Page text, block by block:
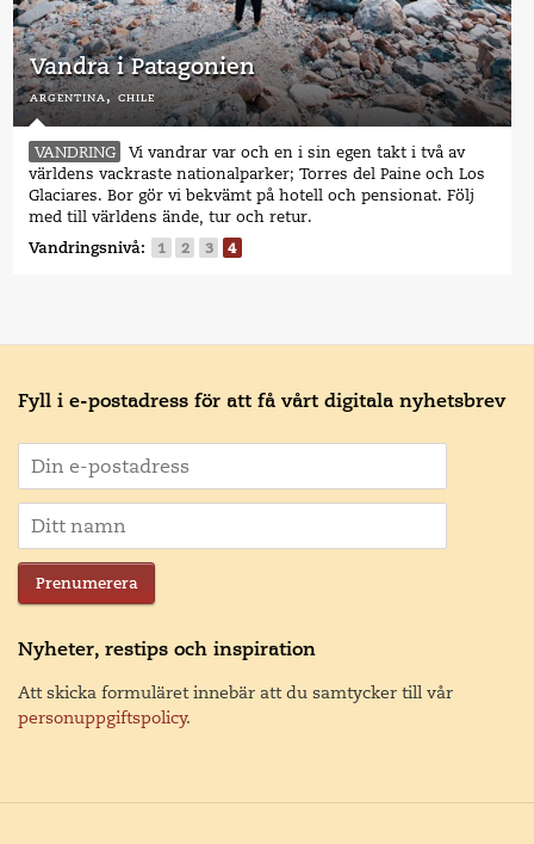
Vandra i Patagonien
argentina,chile
VANDRING
Vi vandrar var och en i sin egen takt i två av
världens vackraste nationalparker; Torres del Paine och Los
Glaciares. Bor gör vi bekvämt på hotell och pensionat. Följ
med till världens ände, tur och retur.
Vandringsnivå: 1 2 3 4
Fyll i e-postadress för att få vårt digitala nyhetsbrev
Prenumerera
Nyheter, restips och inspiration
Att skicka formuläret innebär att du samtycker till vår
personuppgiftspolicy.